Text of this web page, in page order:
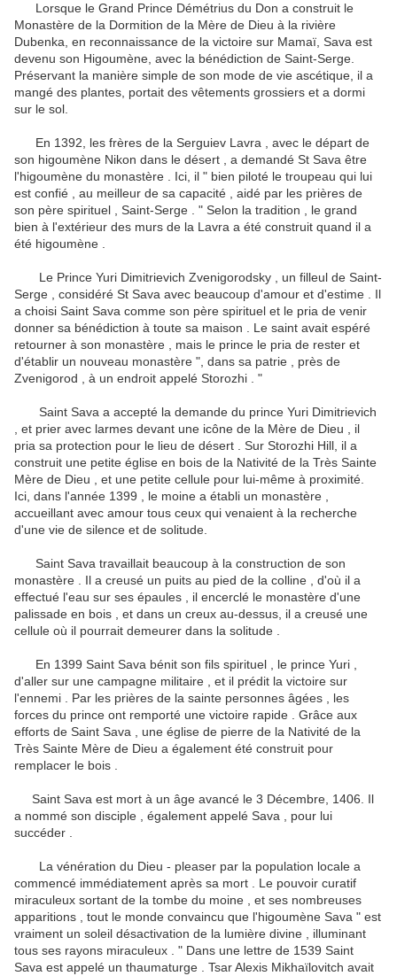
Lorsque le Grand Prince Démétrius du Don a construit le
Monastère de la Dormition de la Mère de Dieu à la rivière
Dubenka, en reconnaissance de la victoire sur Mamaï, Sava est
devenu son Higoumène, avec la bénédiction de Saint-Serge.
Préservant la manière simple de son mode de vie ascétique, il a
mangé des plantes, portait des vêtements grossiers et a dormi
sur le sol.
En 1392, les frères de la Serguiev Lavra , avec le départ de
son higoumène Nikon dans le désert , a demandé St Sava être
l'higoumène du monastère .
Ici, il " bien piloté le troupeau qui lui
est confié , au meilleur de sa capacité , aidé par les prières de
son père spirituel , Saint-Serge . " Selon la tradition , le grand
bien à l'extérieur des murs de la Lavra a été construit quand il a
été higoumène .
Le Prince Yuri Dimitrievich Zvenigorodsky , un filleul de Saint-
Serge , considéré St Sava avec beaucoup d'amour et d'estime .
Il
a choisi Saint Sava comme son père spirituel et le pria de venir
donner sa bénédiction à toute sa maison .
Le saint avait espéré
retourner à son monastère , mais le prince le pria de rester et
d'établir un nouveau monastère ", dans sa patrie , près de
Zvenigorod , à un endroit appelé Storozhi . "
Saint Sava a accepté la demande du prince Yuri Dimitrievich
, et prier avec larmes devant une icône de la Mère de Dieu , il
pria sa protection pour le lieu de désert .
Sur Storozhi Hill, il a
construit une petite église en bois de la Nativité de la Très Sainte
Mère de Dieu , et une petite cellule pour lui-même à proximité.
Ici, dans l'année 1399 , le moine a établi un monastère ,
accueillant avec amour tous ceux qui venaient à la recherche
d'une vie de silence et de solitude.
Saint Sava travaillait beaucoup à la construction de son
monastère .
Il a creusé un puits au pied de la colline , d'où il a
effectué l'eau sur ses épaules , il encerclé le monastère d'une
palissade en bois , et dans un creux au-dessus, il a creusé une
cellule où il pourrait demeurer dans la solitude .
En 1399 Saint Sava bénit son fils spirituel , le prince Yuri ,
d'aller sur une campagne militaire , et il prédit la victoire sur
l'ennemi .
Par les prières de la sainte personnes âgées , les
forces du prince ont remporté une victoire rapide .
Grâce aux
efforts de Saint Sava , une église de pierre de la Nativité de la
Très Sainte Mère de Dieu a également été construit pour
remplacer le bois .
Saint Sava est mort à un âge avancé le 3 Décembre, 1406.
Il
a nommé son disciple , également appelé Sava , pour lui
succéder .
La vénération du Dieu - pleaser par la population locale a
commencé immédiatement après sa mort .
Le pouvoir curatif
miraculeux sortant de la tombe du moine , et ses nombreuses
apparitions , tout le monde convaincu que l'higoumène Sava " est
vraiment un soleil désactivation de la lumière divine , illuminant
tous ses rayons miraculeux . " Dans une lettre de 1539 Saint
Sava est appelé un thaumaturge . Tsar Alexis Mikhaïlovitch avait